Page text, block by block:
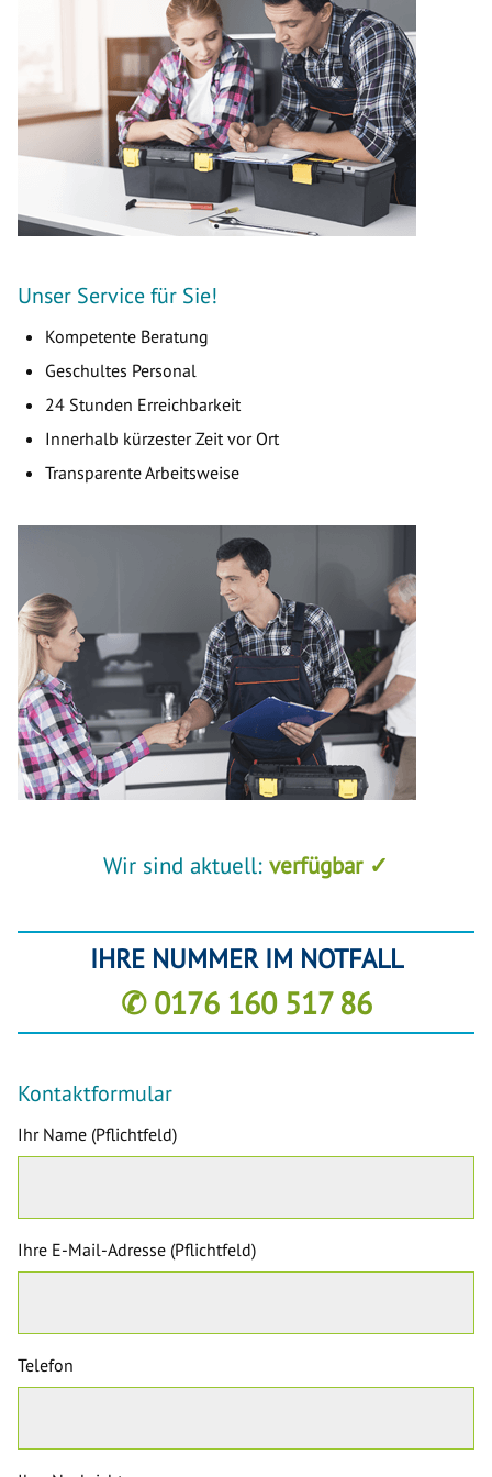
Unser Service für Sie!
Kompetente Beratung
Geschultes Personal
24 Stunden Erreichbarkeit
Innerhalb kürzester Zeit vor Ort
Transparente Arbeitsweise
Wir sind aktuell: verfügbar ✓
IHRE NUMMER IM NOTFALL
✆ 0176 160 517 86
Kontaktformular
Ihr Name (Pflichtfeld)
Ihre E-Mail-Adresse (Pflichtfeld)
Telefon